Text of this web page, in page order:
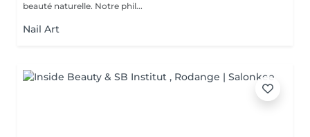
beauté naturelle. Notre phil...
Nail Art